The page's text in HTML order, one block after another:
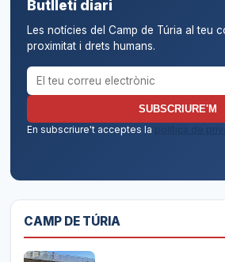
Butlletí diari
Les notícies del Camp de Túria al teu
proximitat i drets humans.
Correu electrònic per al butlletí
SUBSCRIURE'M
En subscriure't acceptes la
política de
CAMP DE TÚRIA